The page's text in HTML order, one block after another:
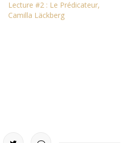
Lecture #2 : Le Prédicateur,
Camilla Läckberg